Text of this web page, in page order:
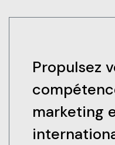
Propulsez
marketing